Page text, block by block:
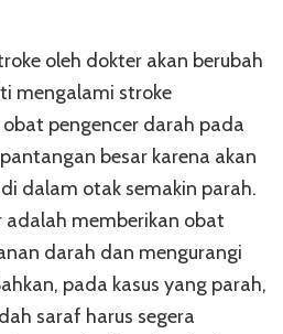
oleh dokter akan berubah
mengalami stroke
pengencer darah pada
besar karena akan
dalam otak semakin parah.
memberikan obat
darah dan mengurangi
pada kasus yang parah,
saraf harus segera